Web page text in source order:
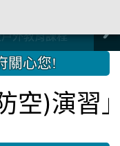
畫
畫
外教育課程
外教育課程
桃園市家長會與桃
桃園市家長會與桃
外教育課程
外教育課程
國際獅子會與本校
國際獅子會與本校
國際獅子會贈送本
國際獅子會贈送本
誕禮物
誕禮物
助學金
助學金
生與國際獅子會獅
生與國際獅子會獅
善公共關係
善公共關係
關心您!
習」訂